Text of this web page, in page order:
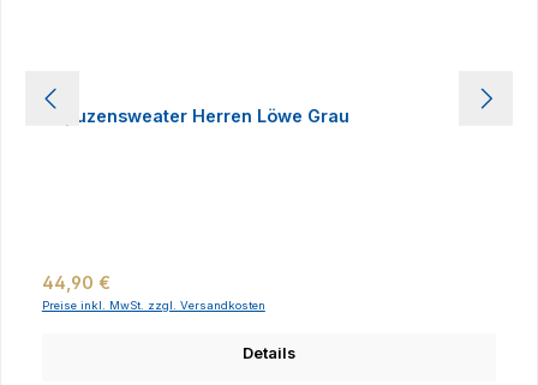
Kapuzensweater Herren Löwe Grau
Regulärer Preis:
44,90 €
Preise inkl. MwSt. zzgl. Versandkosten
Details